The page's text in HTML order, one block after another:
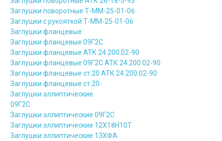
Заглушки поворотные Т-ММ-25-01-06
Заглушки с рукояткой Т-ММ-25-01-06
Заглушки фланцевые
Заглушки фланцевые 09Г2С
Заглушки фланцевые АТК 24.200.02-90
Заглушки фланцевые 09Г2С АТК 24.200.02-90
Заглушки фланцевые ст.20 АТК 24.200.02-90
Заглушки фланцевые ст.20
Заглушки эллиптические
09Г2С
Заглушки эллиптические 09Г2С
Заглушки эллиптические 12Х18Н10Т
Заглушки эллиптические 13ХФА